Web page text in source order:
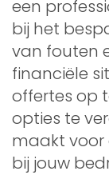
een
bij het
van fouten
financiële
offertes op
opties te
maakt voor
bij jouw